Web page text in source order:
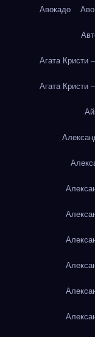
Авокадо
Агата Кристи
Агата Кристи